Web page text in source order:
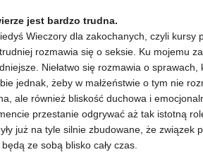
jest bardzo trudna.
Wieczory dla zakochanych, czyli kursy
rozmawia się o seksie. Ku mojemu
Niełatwo się rozmawia o
jednak, żeby w małżeństwie o tym nie
ale również bliskość duchowa i
przestanie odgrywać aż tak istotną
już na tyle silnie zbudowane, że związek
ze sobą blisko cały czas.